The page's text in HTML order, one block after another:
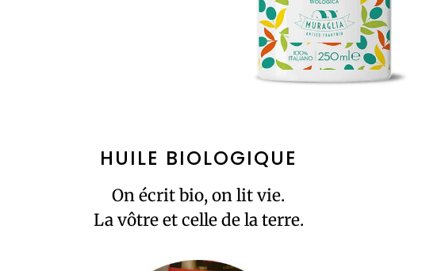
HUILE BIOLOGIQUE
On écrit bio, on lit vie.
La vôtre et celle de la terre.